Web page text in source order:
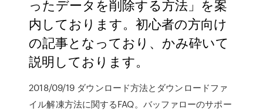
ったデータを削除する方法」を案
内しております。初心者の方向け
の記事となっており、かみ砕いて
説明しております。
2018/09/19 ダウンロード方法とダウンロードファ
イル解凍方法に関するFAQ。バッファローのサポー